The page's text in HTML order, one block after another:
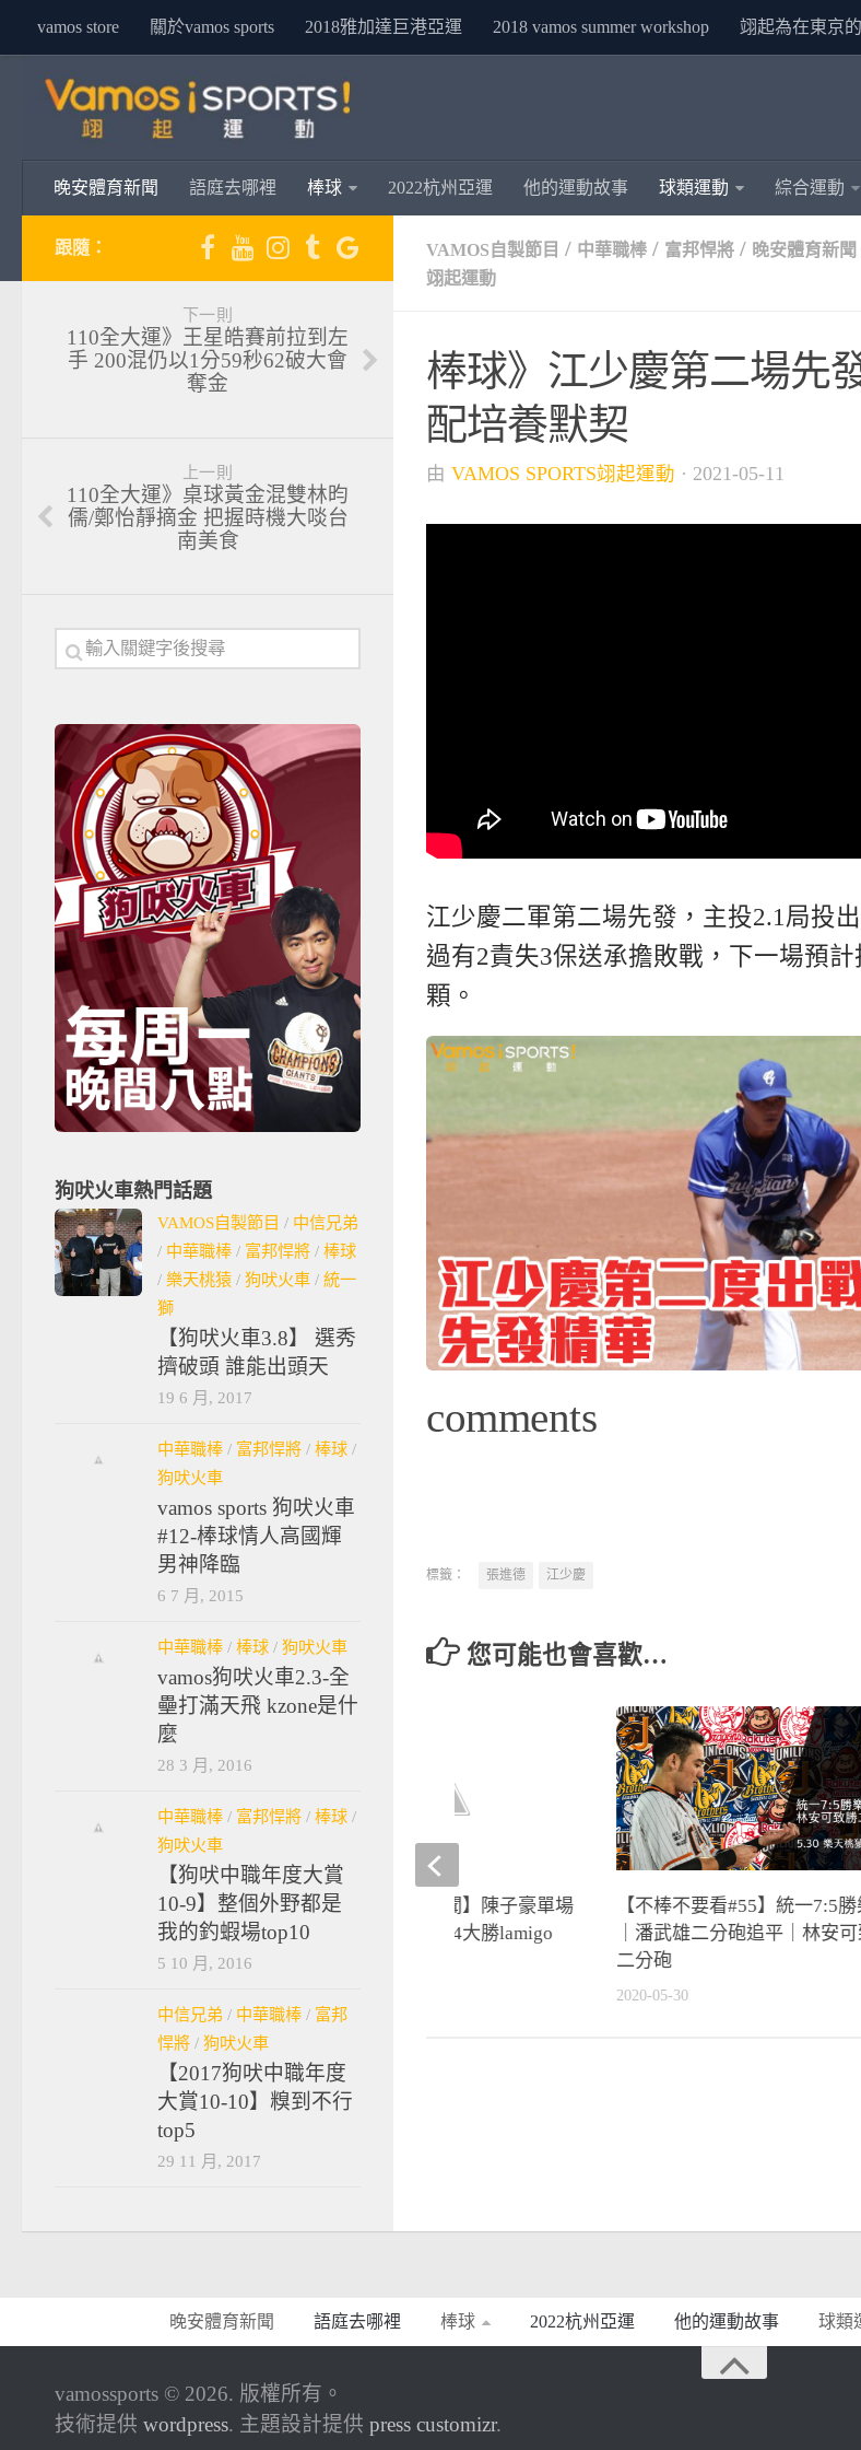
vamos store 關於vamos sports 2018雅加達巨港亞運 2018 vamos summer workshop 翊起為在東京
晚安體育新聞 語庭去哪裡 棒球 2022杭州亞運 他的運動故事 球類運動 綜合運動
VAMOS自製節目 / 中華職棒 / 富邦悍將 / 晚安體育新聞
翊起運動
棒球》江少慶第二場先
配培養默契
由 VAMOS SPORTS翊起運動 · 2021-05-11
江少慶二軍第二場先發，主投2.1局投
過有2責失3保送承擔敗戰，下一場預計
顆。
comments
標籤： 張進德 江少慶
您可能也會喜歡…
【不棒不要看#55】統一7:5
｜潘武雄二分砲追平｜林安
二分砲
2020-05-30
【0730晚安體育新聞】陳子豪單場
雙響砲 中信兄弟10:4大勝lamigo
跟隨：
下一則
110全大運》王星皓賽前拉到左
手 200混仍以1分59秒62破大會
奪金
上一則
110全大運》桌球黃金混雙林昀
儒/鄭怡靜摘金 把握時機大啖台
南美食
狗吠火車熱門話題
VAMOS自製節目 / 中信兄弟
/ 中華職棒 / 富邦悍將 / 棒球
/ 樂天桃猿 / 狗吠火車 / 統一
獅
【狗吠火車3.8】 選秀
擠破頭 誰能出頭天
19 6 月, 2017
中華職棒 / 富邦悍將 / 棒球 /
狗吠火車
vamos sports 狗吠火車
#12-棒球情人高國輝
男神降臨
6 7 月, 2015
中華職棒 / 棒球 / 狗吠火車
vamos狗吠火車2.3-全
壘打滿天飛 kzone是什
麼
28 3 月, 2016
中華職棒 / 富邦悍將 / 棒球 /
狗吠火車
【狗吠中職年度大賞
10-9】整個外野都是
我的釣蝦場top10
5 10 月, 2016
中信兄弟 / 中華職棒 / 富邦
悍將 / 狗吠火車
【2017狗吠中職年度
大賞10-10】糗到不行
top5
29 11 月, 2017
晚安體育新聞 語庭去哪裡 棒球 2022杭州亞運 他的運動故事 球類
vamossports © 2026. 版權所有。
技術提供 wordpress. 主題設計提供 press customizr.